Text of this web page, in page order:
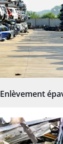
Enlèvement